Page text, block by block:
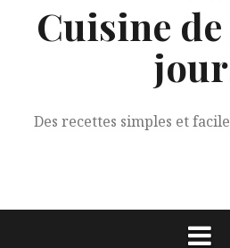
Cuisine
Des recettes simples et